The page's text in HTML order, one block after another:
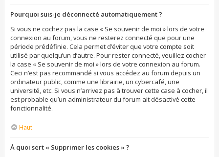
Pourquoi suis-je déconnecté automatiquement ?
Si vous ne cochez pas la case « Se souvenir de moi » lors de votre
connexion au forum, vous ne resterez connecté que pour une
période prédéfinie. Cela permet d’éviter que votre compte soit
utilisé par quelqu’un d’autre. Pour rester connecté, veuillez cocher
la case « Se souvenir de moi » lors de votre connexion au forum.
Ceci n’est pas recommandé si vous accédez au forum depuis un
ordinateur public, comme une librairie, un cybercafé, une
université, etc. Si vous n’arrivez pas à trouver cette case à cocher, il
est probable qu’un administrateur du forum ait désactivé cette
fonctionnalité.
Haut
À quoi sert « Supprimer les cookies » ?